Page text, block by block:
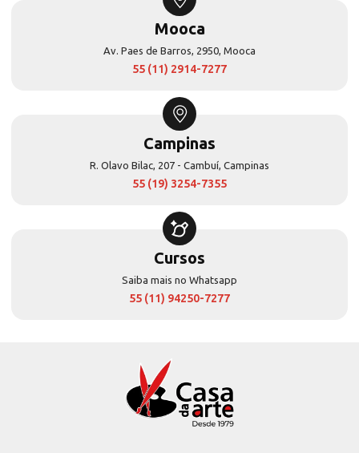
Mooca
Av. Paes de Barros, 2950, Mooca
55 (11) 2914-7277
Campinas
R. Olavo Bilac, 207 - Cambuí, Campinas
55 (19) 3254-7355
Cursos
Saiba mais no Whatsapp
55 (11) 94250-7277